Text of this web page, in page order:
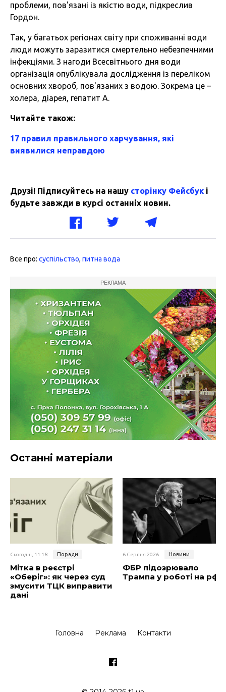
проблеми, пов'язані із якістю води, підкреслив
Гордон.
Так, у багатьох регіонах світу при споживанні води
люди можуть заразитися смертельно небезпечними
інфекціями. З нагоди Всесвітнього дня води
організація опублікувала дослідження із переліком
основних хвороб, пов'язаних з водою. Зокрема це –
холера, діарея, гепатит А.
Читайте також:
17 правил правильного харчування, які
виявилися неправдою
Друзі! Підписуйтесь на нашу сторінку Фейсбук і
будьте завжди в курсі останніх новин.
Все про: суспільство, питна вода
РЕКЛАМА
Останні матеріали
Сьогодні, 11:18 Поради
Мітка в реєстрі
«Оберіг»: як через суд
змусити ТЦК виправити
дані
6 Серпня 2026 Новини
ФБР підозрювало
Трампа у роботі на рф
Головна Реклама Контакти